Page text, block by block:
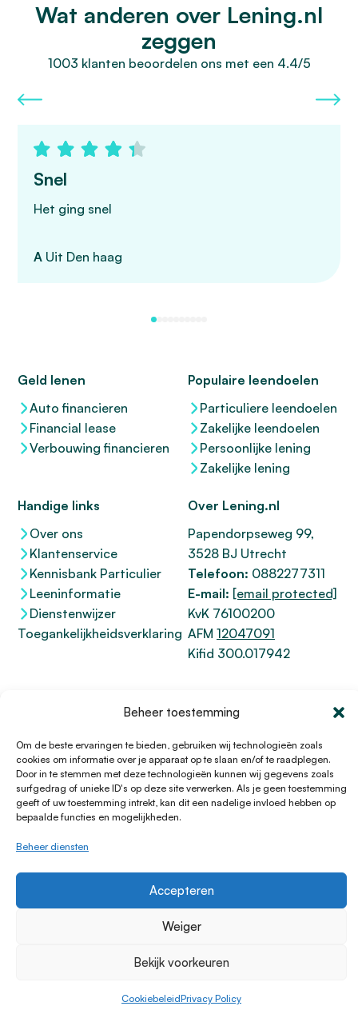
Beheer toestemming
Om de beste ervaringen te bieden, gebruiken wij technologieën zoals
cookies om informatie over je apparaat op te slaan en/of te raadplegen.
Door in te stemmen met deze technologieën kunnen wij gegevens zoals
surfgedrag of unieke ID's op deze site verwerken. Als je geen toestemming
geeft of uw toestemming intrekt, kan dit een nadelige invloed hebben op
bepaalde functies en mogelijkheden.
Beheer diensten
Accepteren
Weiger
Bekijk voorkeuren
CookiebeleidPrivacy Policy
Wat anderen over Lening.nl
zeggen
1003 klanten beoordelen ons met een 4.4/5
Snel
Het ging snel
A Uit Den haag
Geld lenen
Auto financieren
Financial lease
Verbouwing financieren
Populaire leendoelen
Particuliere leendoelen
Zakelijke leendoelen
Persoonlijke lening
Zakelijke lening
Handige links
Over ons
Klantenservice
Kennisbank Particulier
Leeninformatie
Dienstenwijzer
Toegankelijkheidsverklaring
Over Lening.nl
Papendorpseweg 99,
3528 BJ Utrecht
Telefoon: 0882277311
E-mail: [email protected]
KvK 76100200
AFM 12047091
Kifid 300.017942
© 1996 - 2026 Lening.nl
Privacy Policy
Algemene voorwaarden
Sitemap
HTML Sitemap
Cookieverklaring
Klachtenprocedure